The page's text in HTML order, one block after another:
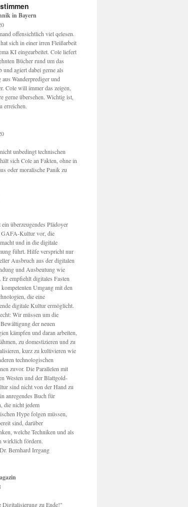
in Bayern
offensichtlich viel qelesen.
sich in einer irren Fleißarbeit
KI eingearbeitet. Cole liefert
Bücher rund um das
und agiert dabei gerne als
Wanderprediger und
Cole will immer das zeigen,
gerne übersehen. Wichtig ist,
erreichen.
unbedingt technischen
sich Cole an Fakten, ohne in
oder moralische Panik zu
überzeugendes Plädoyer
GAFA-Kultur vor, die
und in die digitale
führt. Hilfe verspricht nur
Ausbruch aus der digitalen
und Ausbeutung wie
empfiehlt digitales Fasten
Umgang mit den
die eine
digitale Kultur ermöglicht.
Wir müssen um die
der neuen
kämpfen und daran arbeiten,
zu domestizieren und zu
kurz zu kultivieren wie
technologischen
zuvor. Die Parallelen mit
Westen und der Blattgold-
sind nicht von der Hand zu
anregendes Buch für
die nicht jedem
Hype folgen müssen,
sind, darüber
welche Techniken und als
wirklich fördern.
Bernhard Irrgang
Digitalisierung zu Ende!"